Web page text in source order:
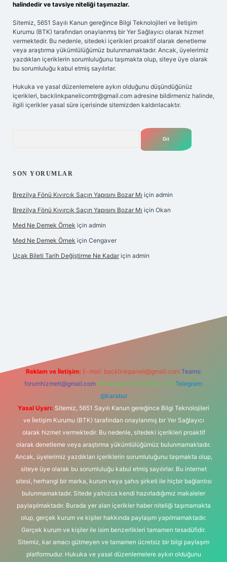
halindedir ve tavsiye niteliği taşımazlar.
Sitemiz, 5651 Sayılı Kanun gereğince Bilgi Teknolojileri ve İletişim
Kurumu (BTK) tarafından onaylanmış bir Yer Sağlayıcı olarak hizmet
vermektedir. Bu nedenle, sitedeki içerikleri proaktif olarak denetleme
veya araştırma yükümlülüğümüz bulunmamaktadır. Ancak, üyelerimiz
yazdıkları içeriklerin sorumluluğunu taşımakta olup, siteye üye olarak
bu sorumluluğu kabul etmiş sayılırlar.
Hukuka ve yasal düzenlemelere aykırı olduğunu düşündüğünüz
içerikleri, backlinkpanelicomtr@gmail.com adresine bildirmeniz halinde,
ilgili içerikler yasal süre içerisinde sitemizden kaldırılacaktır.
SON YORUMLAR
Brezilya Fönü Kıvırcık Saçın Yapısını Bozar Mı için admin
Brezilya Fönü Kıvırcık Saçın Yapısını Bozar Mı için Okan
Med Ne Demek Örnek için admin
Med Ne Demek Örnek için Cengaver
Uçak Bileti Tarih Değiştirme Ne Kadar için admin
Reklam ve İletişim: E-mail: backlinkpaneli@gmail.com Teams:
forumhizmeti@gmail.com Whatsapp: 0262 606 0 726 Telegram:
@karabul
Yasal Uyarı: Sitemiz, 5651 Sayılı Kanun gereğince Bilgi Teknolojileri
ve İletişim Kurumu (BTK) tarafından onaylanmış bir Yer Sağlayıcı
olarak hizmet vermektedir. Bu nedenle, sitedeki içerikleri proaktif
olarak denetleme veya araştırma yükümlülüğümüz bulunmamaktadır.
Ancak, üyelerimiz yazdıkları içeriklerin sorumluluğunu taşımakta olup,
siteye üye olarak bu sorumluluğu kabul etmiş sayılırlar. Bu internet
sitesi, herhangi bir marka, kurum veya şahıs şirketi ile hiçbir bağlantısı
bulunmamaktadır. Sitede yalnızca kendi hazırladığımız makaleler
paylaşılmaktadır. Burada yer alan içerikler haber niteliği taşımamakta
olup, gerçek kurum ve kişiler hakkında paylaşım yapılmamaktadır.
Gerçek kurum ve kişiler ile isim benzerlikleri tamamen tesadüfidir.
Sitemiz, kar amacı gütmeyen ve tamamen ücretsiz bir bilgi paylaşım
platformudur. Hukuka ve yasal düzenlemelere aykırı olduğunu